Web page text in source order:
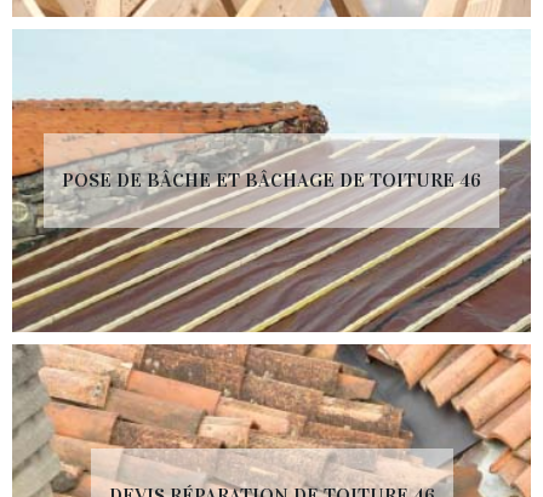
POSE DE BÂCHE ET BÂCHAGE DE TOITURE 46